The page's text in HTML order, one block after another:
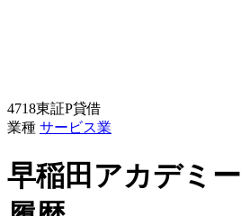
4718東証P貸借
業種 サービス業
早稲田アカデミー